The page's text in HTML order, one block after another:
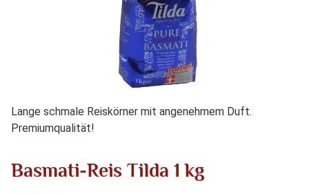
Lange schmale Reiskörner mit angenehmem Duft.
Premiumqualität!
Basmati-Reis Tilda 1 kg